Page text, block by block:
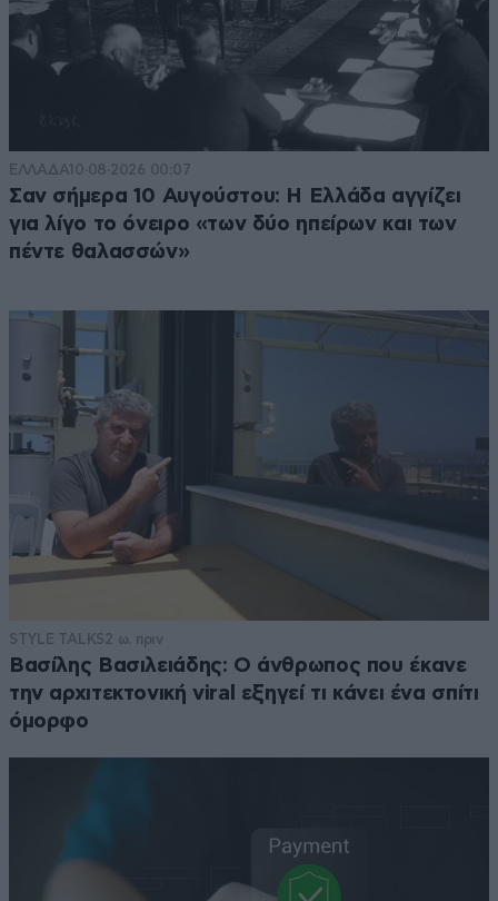
ΕΛΛΑΔΑ10·08·2026 00:07
Σαν σήμερα 10 Αυγούστου: Η Ελλάδα αγγίζει
για λίγο το όνειρο «των δύο ηπείρων και των
πέντε θαλασσών»
STYLE TALKS 2 ω. πριν
Βασίλης Βασιλειάδης: Ο άνθρωπος που έκανε
την αρχιτεκτονική viral εξηγεί τι κάνει ένα σπίτι
όμορφο